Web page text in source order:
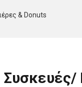
& Donuts